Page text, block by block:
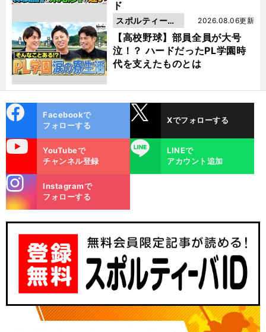
ド
【高校野球】部員全員が大号
泣！？ ハードだったPL学園時
代を支えたものとは
2026.08.06更新
スポルティーバ
動画
ok
Facebookで
フォローする
Xでフォローする
YouTubeで
チャンネル登録
LINE
LINEで
アカウント追加
m
Instagramで
フォローする